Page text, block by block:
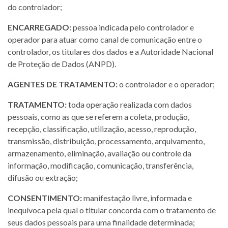
do controlador;
ENCARREGADO:pessoa indicada pelo controlador e
operador para atuar como canal de comunicação entre o
controlador, os titulares dos dados e a Autoridade Nacional
de Proteção de Dados (ANPD).
AGENTES DE TRATAMENTO:o controlador e o operador;
TRATAMENTO:toda operação realizada com dados
pessoais, como as que se referem a coleta, produção,
recepção, classificação, utilização, acesso, reprodução,
transmissão, distribuição, processamento, arquivamento,
armazenamento, eliminação, avaliação ou controle da
informação, modificação, comunicação, transferência,
difusão ou extração;
CONSENTIMENTO:manifestação livre, informada e
inequívoca pela qual o titular concorda com o tratamento de
seus dados pessoais para uma finalidade determinada;